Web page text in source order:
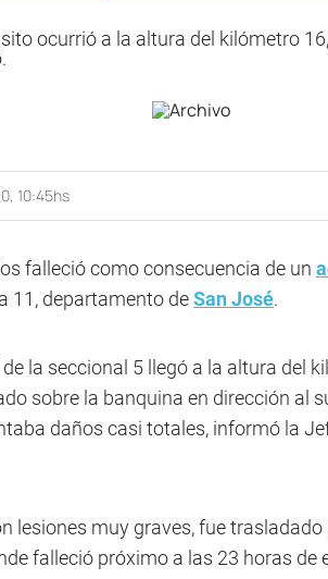
ocurrió a la altura del kilómetro
10:45hs
falleció como consecuencia de un
11, departamento deSan José.
la seccional 5 llegó a la altura del
sobre la banquina en dirección al
daños casi totales, informó la
lesiones muy graves, fue
falleció próximo a las 23 horas de